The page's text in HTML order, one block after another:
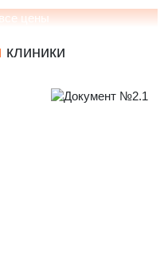
цены
клиники